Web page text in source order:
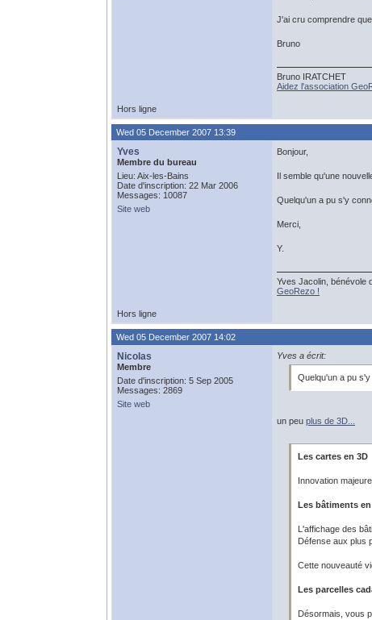
J'ai cru comprendre
Bruno
Bruno IRATCHET
Aidez l'association
Hors ligne
Wed 05 December 2007 13:39
Yves
Membre du bureau
Lieu: Aix-les-Bains
Date d'inscription: 22 Mar 2006
Messages: 10087
Site web
Bonjour,
Il semble qu'une
Quelqu'un a pu s'y
Merci,
Y.
Yves Jacolin, bénévole
GeoRezo !
Hors ligne
Wed 05 December 2007 14:02
Nicolas
Membre
Date d'inscription: 5 Sep 2005
Messages: 2869
Site web
Yves a écrit:
Quelqu'un a pu
un peu plus de 3D...
Les cartes en 3D
Innovation
Les bâtiments en
L'affichage des
Défense aux plus
Cette nouveauté
Les parcelles
Désormais, vous